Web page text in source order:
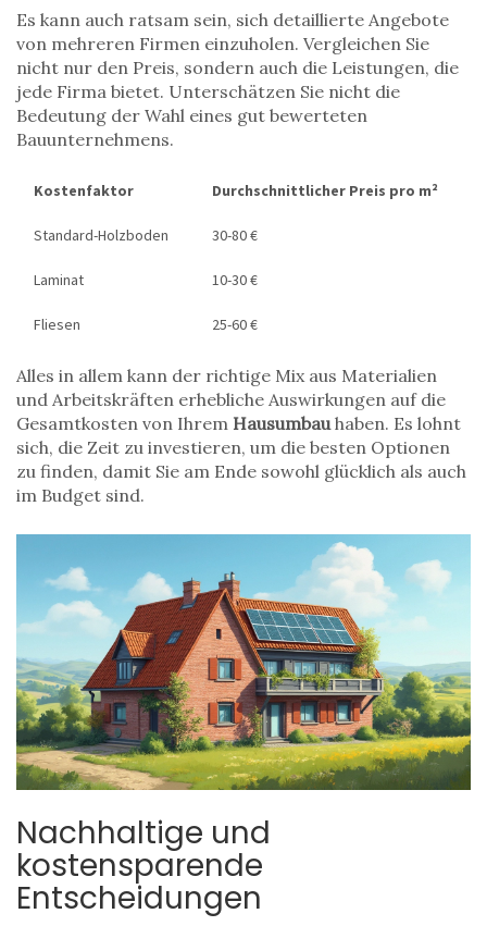
Es kann auch ratsam sein, sich detaillierte Angebote
von mehreren Firmen einzuholen. Vergleichen Sie
nicht nur den Preis, sondern auch die Leistungen, die
jede Firma bietet. Unterschätzen Sie nicht die
Bedeutung der Wahl eines gut bewerteten
Bauunternehmens.
Kostenfaktor Durchschnittlicher Preis pro m²
Standard-Holzboden 30-80 €
Laminat 10-30 €
Fliesen 25-60 €
Alles in allem kann der richtige Mix aus Materialien
und Arbeitskräften erhebliche Auswirkungen auf die
Gesamtkosten von Ihrem Hausumbauhaben. Es lohnt
sich, die Zeit zu investieren, um die besten Optionen
zu finden, damit Sie am Ende sowohl glücklich als auch
im Budget sind.
Nachhaltige und
kostensparende
Entscheidungen